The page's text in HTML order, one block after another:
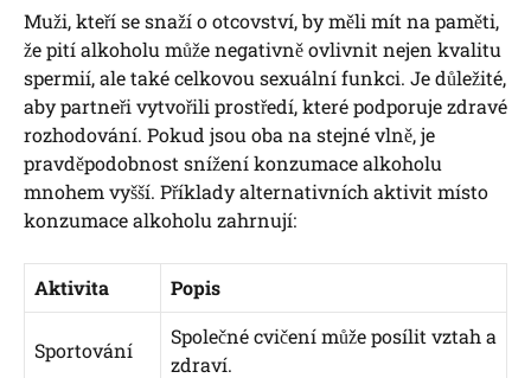
Muži, kteří se snaží o otcovství, by měli mít na paměti,
že pití alkoholu může negativně ovlivnit nejen kvalitu
spermií, ale také celkovou sexuální funkci. Je důležité,
aby partneři vytvořili prostředí, které podporuje zdravé
rozhodování. Pokud jsou oba na stejné vlně, je
pravděpodobnost snížení konzumace alkoholu
mnohem vyšší. Příklady alternativních aktivit místo
konzumace alkoholu zahrnují:
Aktivita Popis
Sportování
Společné cvičení může posílit vztah a
zdraví.